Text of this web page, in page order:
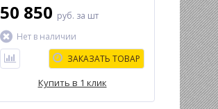
50 850 руб. за шт
Нет в наличии
ЗАКАЗАТЬ ТОВАР
Купить в 1 клик